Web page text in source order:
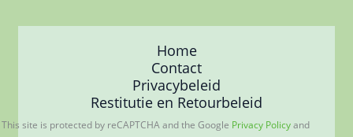
Home
Contact
Privacybeleid
Restitutie en Retourbeleid
site is protected by reCAPTCHA and the Google Privacy Policyand